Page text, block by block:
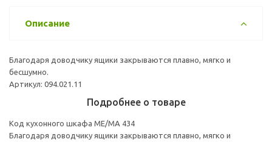
Описание
Благодаря доводчику ящики закрываются плавно, мягко и
бесшумно.
Артикул: 094.021.11
Подробнее о товаре
Код кухонного шкафа ME/MA 434
Благодаря доводчику ящики закрываются плавно, мягко и